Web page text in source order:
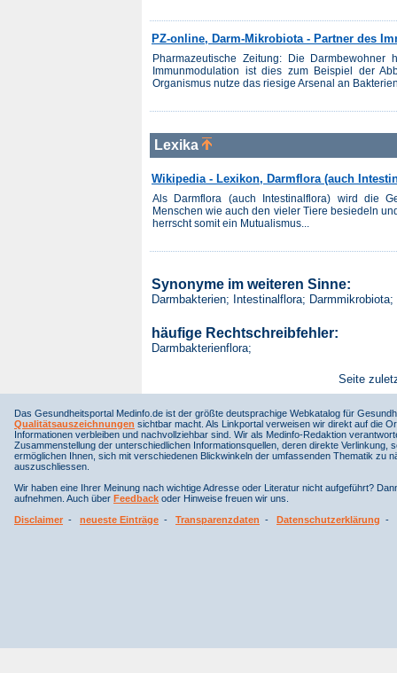
PZ-online, Darm-Mikrobiota - Partner des
Pharmazeutische Zeitung: Die
Immunmodu­lation ist dies zum Beispiel der
Organismus nutze das riesige Arsenal an
Lexika
Wikipedia - Lexikon, Darmflora (auch
Als Darmflora (auch Intestinalflora) wird die
Menschen wie auch den vieler Tiere besiedeln
herrscht somit ein Mutualismus...
Synonyme im weiteren Sinne:
Darmbakterien; Intestinalflora;
häufige Rechtschreibfehler:
Darmbakterienflora;
Seite
Das Gesundheitsportal Medinfo.de ist der größte deutsprachige Webkatalog für
Qualitätsauszeichnungen sichtbar macht. Als Linkportal verweisen wir direkt auf die
Informationen verbleiben und nachvollziehbar sind. Wir als Medinfo-Redaktion
Zusammenstellung der unterschiedlichen Informationsquellen, deren direkte
ermöglichen Ihnen, sich mit verschiedenen Blickwinkeln der umfassenden Thematik
auszuschliessen.
Wir haben eine Ihrer Meinung nach wichtige Adresse oder Literatur nicht aufgeführt?
aufnehmen. Auch über Feedback oder Hinweise freuen wir uns.
Disclaimer - neueste Einträge - Transparenzdaten - Datenschutzerklärung -